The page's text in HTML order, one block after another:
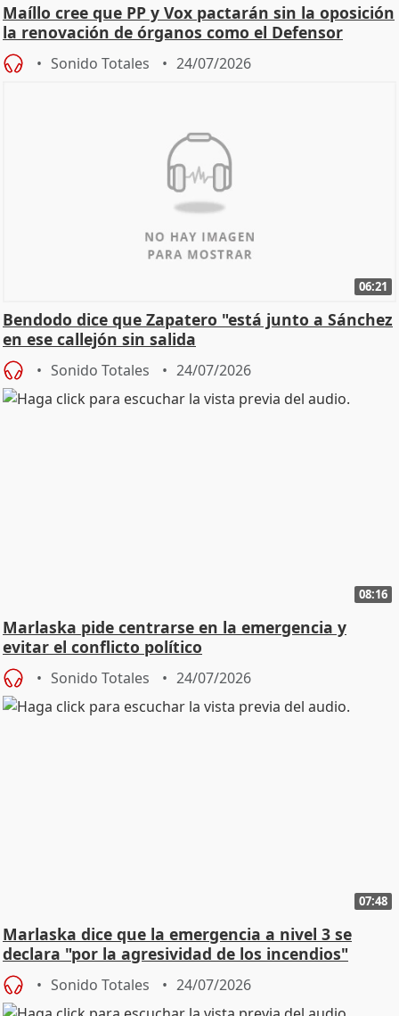
Maíllo cree que PP y Vox pactarán sin la oposición
la renovación de órganos como el Defensor
Sonido Totales 24/07/2026
06:21
Bendodo dice que Zapatero "está junto a Sánchez
en ese callejón sin salida
Sonido Totales 24/07/2026
08:16
Marlaska pide centrarse en la emergencia y
evitar el conflicto político
Sonido Totales 24/07/2026
07:48
Marlaska dice que la emergencia a nivel 3 se
declara "por la agresividad de los incendios"
Sonido Totales 24/07/2026